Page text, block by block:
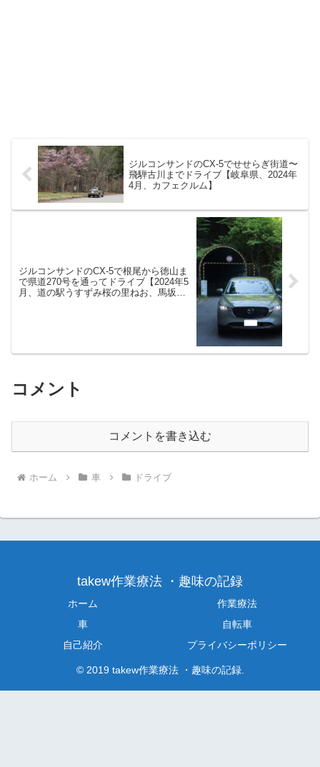
ジルコンサンドのCX-5でせせらぎ街道〜
飛騨古川までドライブ【岐阜県、2024年
4月、カフェクルム】
ジルコンサンドのCX-5で根尾から徳山ま
で県道270号を通ってドライブ【2024年5
月、道の駅うすずみ桜の里ねお、馬坂
コメント
コメントを書き込む
ホーム 車 ドライブ
takew作業療法 ・趣味の記録
ホーム
作業療法
車
自転車
自己紹介
プライバシーポリシー
© 2019 takew作業療法 ・趣味の記録.